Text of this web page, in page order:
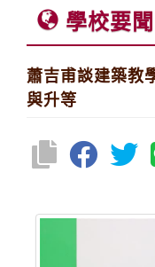
學校要聞
蕭吉甫談建築教
與升等